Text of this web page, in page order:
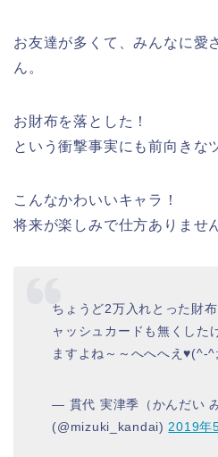
お友達が多くて、みんなに愛
ん。
お財布を落とした！
という衝撃事実にも前向きな
こんなかわいいキャラ！
将来が楽しみで仕方ありませ
ちょうど2万入れとった財
ャッシュカードも無くした
ますよね～～へへへえ♥️(^-^;
— 貫代 実津季（かんだい
(@mizuki_kandai) 2019年